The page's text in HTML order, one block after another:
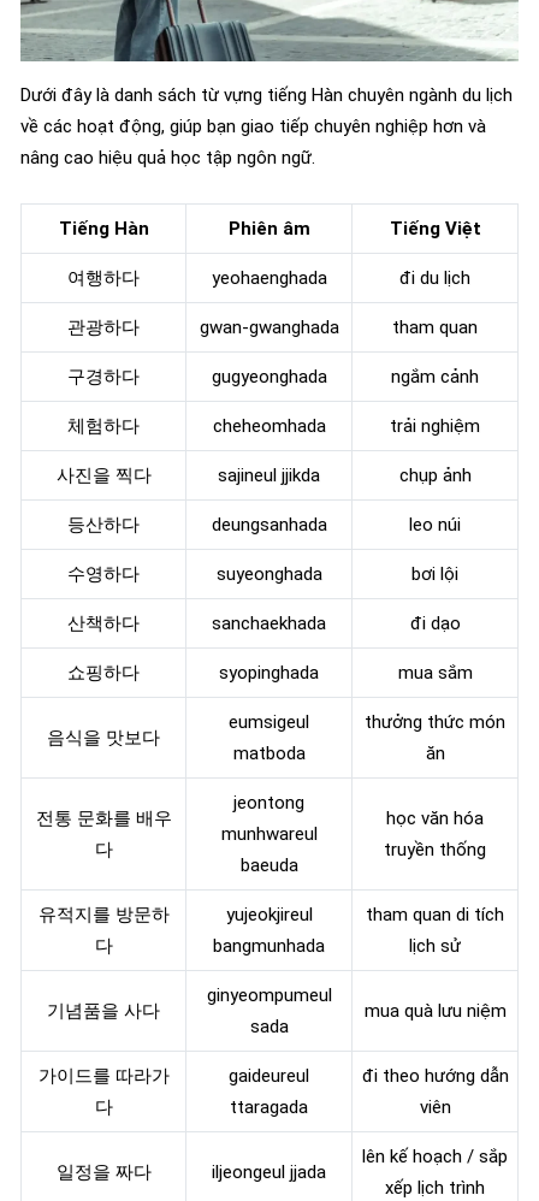
Dưới đây là danh sách từ vựng tiếng Hàn chuyên ngành du lịch
về các hoạt động, giúp bạn giao tiếp chuyên nghiệp hơn và
nâng cao hiệu quả học tập ngôn ngữ.
Tiếng Hàn Phiên âm Tiếng Việt
여행하다 yeohaenghada đi du lịch
관광하다 gwan-gwanghada tham quan
구경하다 gugyeonghada ngắm cảnh
체험하다 cheheomhada trải nghiệm
사진을 찍다 sajineul jjikda chụp ảnh
등산하다 deungsanhada leo núi
수영하다 suyeonghada bơi lội
산책하다 sanchaekhada đi dạo
쇼핑하다 syopinghada mua sắm
음식을 맛보다
eumsigeul
matboda
thưởng thức món
ăn
전통 문화를 배우
다
jeontong
munhwareul
baeuda
học văn hóa
truyền thống
유적지를 방문하
다
yujeokjireul
bangmunhada
tham quan di tích
lịch sử
기념품을 사다
ginyeompumeul
sada
mua quà lưu niệm
가이드를 따라가
다
gaideureul
ttaragada
đi theo hướng dẫn
viên
일정을 짜다 iljeongeul jjada
lên kế hoạch / sắp
xếp lịch trình